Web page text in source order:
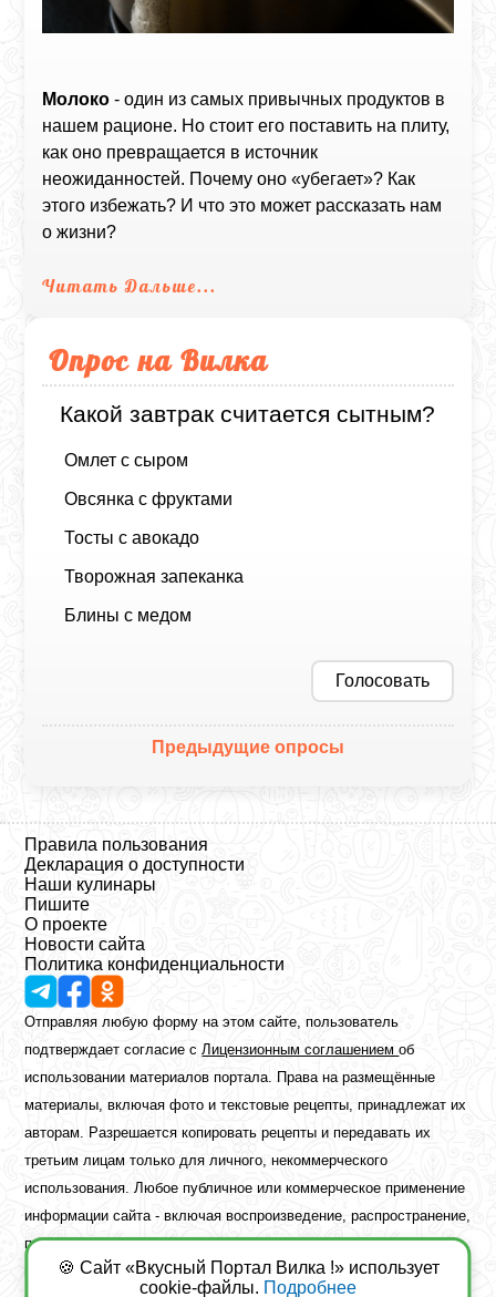
Молоко - один из самых привычных продуктов в
нашем рационе. Но стоит его поставить на плиту,
как оно превращается в источник
неожиданностей. Почему оно «убегает»? Как
этого избежать? И что это может рассказать нам
о жизни?
Читать Дальше...
Опрос на Вилка
Какой завтрак считается сытным?
Омлет с сыром
Овсянка с фруктами
Тосты с авокадо
Творожная запеканка
Блины с медом
Голосовать
Предыдущие опросы
Правила пользования
Декларация о доступности
Наши кулинары
Пишите
О проекте
Новости сайта
Политика конфиденциальности
Отправляя любую форму на этом сайте, пользователь
подтверждает согласие сЛицензионным соглашениемоб
использовании материалов портала. Права на размещённые
материалы, включая фото и текстовые рецепты, принадлежат их
авторам. Разрешается копировать рецепты и передавать их
третьим лицам только для личного, некоммерческого
использования. Любое публичное или коммерческое применение
информации сайта - включая воспроизведение, распространение,
публикацию или обработку - возможно лишь при наличии
предварительного письменного разрешения правообладателя.
🍪 Сайт «Вкусный Портал Вилка !» использует
cookie-файлы. Подробнее